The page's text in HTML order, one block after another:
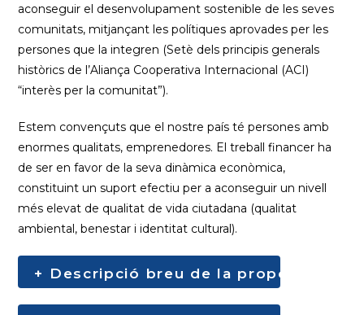
aconseguir el desenvolupament sostenible de les seves
comunitats, mitjançant les polítiques aprovades per les
persones que la integren (Setè dels principis generals
històrics de l’Aliança Cooperativa Internacional (ACI)
“interès per la comunitat”).
Estem convençuts que el nostre país té persones amb
enormes qualitats, emprenedores. El treball financer ha
de ser en favor de la seva dinàmica econòmica,
constituint un suport efectiu per a aconseguir un nivell
més elevat de qualitat de vida ciutadana (qualitat
ambiental, benestar i identitat cultural).